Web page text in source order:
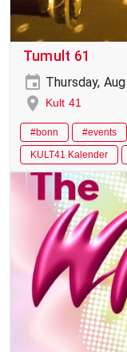
Tumult 61
Thursday,
Kult 41
#bonn #events
KULT41 Kalender